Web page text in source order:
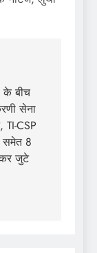
के बीच
सेना
TI-CSP
समेत 8
जुटे